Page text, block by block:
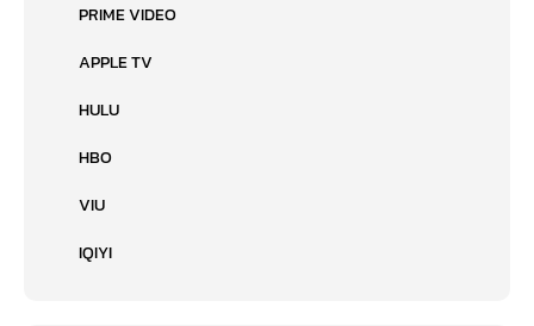
PRIME VIDEO
APPLE TV
HULU
HBO
VIU
IQIYI